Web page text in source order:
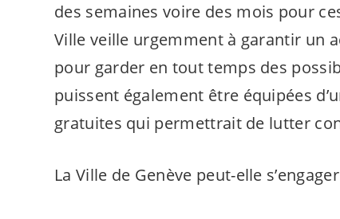
des semaines voire des mois pour
Ville veille urgemment à garantir un
pour garder en tout temps des
puissent également être équipées
gratuites qui permettrait de lutter
La Ville de Genève peut-elle